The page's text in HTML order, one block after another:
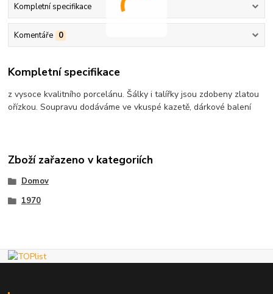
Kompletní specifikace
Komentáře 0
Kompletní specifikace
z vysoce kvalitního porcelánu. Šálky i talířky jsou zdobeny zlatou
ořízkou. Soupravu dodáváme ve vkuspé kazetě, dárkové balení
Zboží zařazeno v kategoriích
Domov
1970